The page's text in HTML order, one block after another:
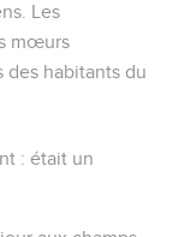
Les
mœurs
habitants du
:était un